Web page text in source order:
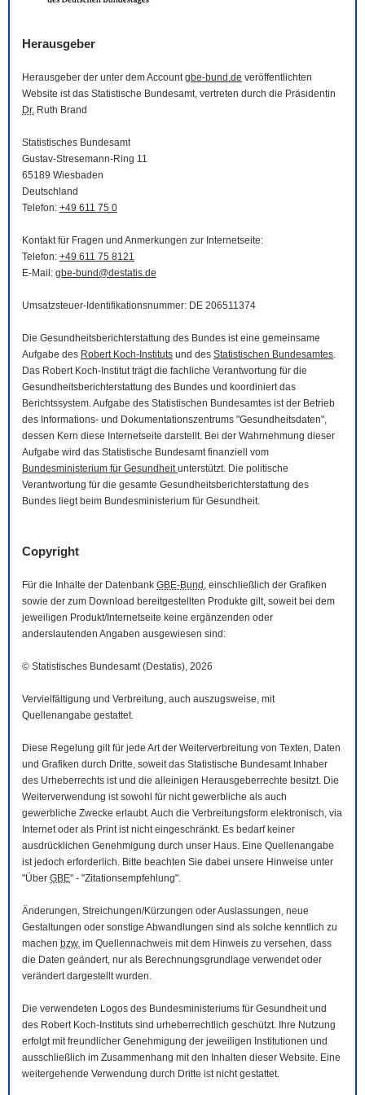
Herausgeber
Herausgeber der unter dem Accountgbe-bund.de veröffentlichten
Website ist das Statistische Bundesamt, vertreten durch die Präsidentin
Dr. Ruth Brand
Statistisches Bundesamt
Gustav-Stresemann-Ring 11
65189 Wiesbaden
Deutschland
Telefon: +49 611 75 0
Kontakt für Fragen und Anmerkungen zur Internetseite:
Telefon: +49 611 75 8121
E-Mail : gbe-bund@destatis.de
Umsatzsteuer-Identifikationsnummer: DE 206511374
Die Gesundheitsberichterstattung des Bundes ist eine gemeinsame
Aufgabe des Robert Koch-Instituts und des Statistischen Bundesamtes.
Das Robert Koch-Institut trägt die fachliche Verantwortung für die
Gesundheitsberichterstattung des Bundes und koordiniert das
Berichtssystem. Aufgabe des Statistischen Bundesamtes ist der Betrieb
des Informations- und Dokumentationszentrums "Gesundheitsdaten",
dessen Kern diese Internetseite darstellt. Bei der Wahrnehmung dieser
Aufgabe wird das Statistische Bundesamt finanziell vom
Bundesministerium für Gesundheitunterstützt. Die politische
Verantwortung für die gesamte Gesundheitsberichterstattung des
Bundes liegt beim Bundesministerium für Gesundheit.
Copyright
Für die Inhalte der Datenbank GBE-Bund , einschließlich der Grafiken
sowie der zum Download bereitgestellten Produkte gilt, soweit bei dem
jeweiligen Produkt/Internetseite keine ergänzenden oder
anderslautenden Angaben ausgewiesen sind:
© Statistisches Bundesamt (Destatis), 2026
Vervielfältigung und Verbreitung, auch auszugsweise, mit
Quellenangabe gestattet.
Diese Regelung gilt für jede Art der Weiterverbreitung von Texten, Daten
und Grafiken durch Dritte, soweit das Statistische Bundesamt Inhaber
des Urheberrechts ist und die alleinigen Herausgeberrechte besitzt. Die
Weiterverwendung ist sowohl für nicht gewerbliche als auch
gewerbliche Zwecke erlaubt. Auch die Verbreitungsform elektronisch, via
Internet oder als Print ist nicht eingeschränkt. Es bedarf keiner
ausdrücklichen Genehmigung durch unser Haus. Eine Quellenangabe
ist jedoch erforderlich. Bitte beachten Sie dabei unsere Hinweise unter
"Über GBE" - "Zitationsempfehlung".
Änderungen, Streichungen/Kürzungen oder Auslassungen, neue
Gestaltungen oder sonstige Abwandlungen sind als solche kenntlich zu
machen bzw. im Quellennachweis mit dem Hinweis zu versehen, dass
die Daten geändert, nur als Berechnungsgrundlage verwendet oder
verändert dargestellt wurden.
Die verwendeten Logos des Bundesministeriums für Gesundheit und
des Robert Koch-Instituts sind urheberrechtlich geschützt. Ihre Nutzung
erfolgt mit freundlicher Genehmigung der jeweiligen Institutionen und
ausschließlich im Zusammenhang mit den Inhalten dieser Website. Eine
weitergehende Verwendung durch Dritte ist nicht gestattet.